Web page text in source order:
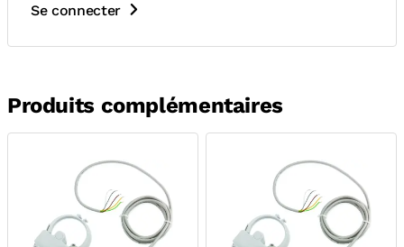
Se connecter
Produits complémentaires